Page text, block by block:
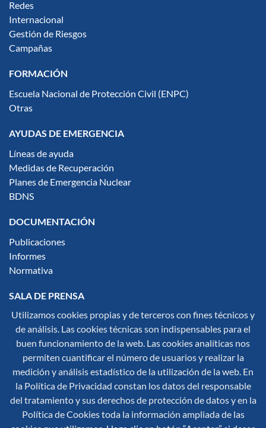
Redes
Internacional
Gestión de Riesgos
Campañas
FORMACIÓN
Escuela Nacional de Protección Civil (ENPC)
Otras
AYUDAS DE EMERGENCIA
Líneas de ayuda
Medidas de Recuperación
Planes de Emergencia Nuclear
BDNS
DOCUMENTACIÓN
Publicaciones
Informes
Normativa
SALA DE PRENSA
Notas de Prensa
Noticias
Multimedia
Infografías
Síguenos en redes sociales:
Utilizamos cookies propias y de terceros con fines técnicos y
de análisis. Las cookies técnicas son indispensables para el
buen funcionamiento de la web. Las cookies analíticas nos
permiten cuantificar el número de usuarios y realizar la
medición y análisis estadístico de la utilización de la web. En
la Política de Privacidad constan los datos del responsable
del tratamiento y sus derechos de protección de datos y en la
Política de Cookies toda la información ampliada de las